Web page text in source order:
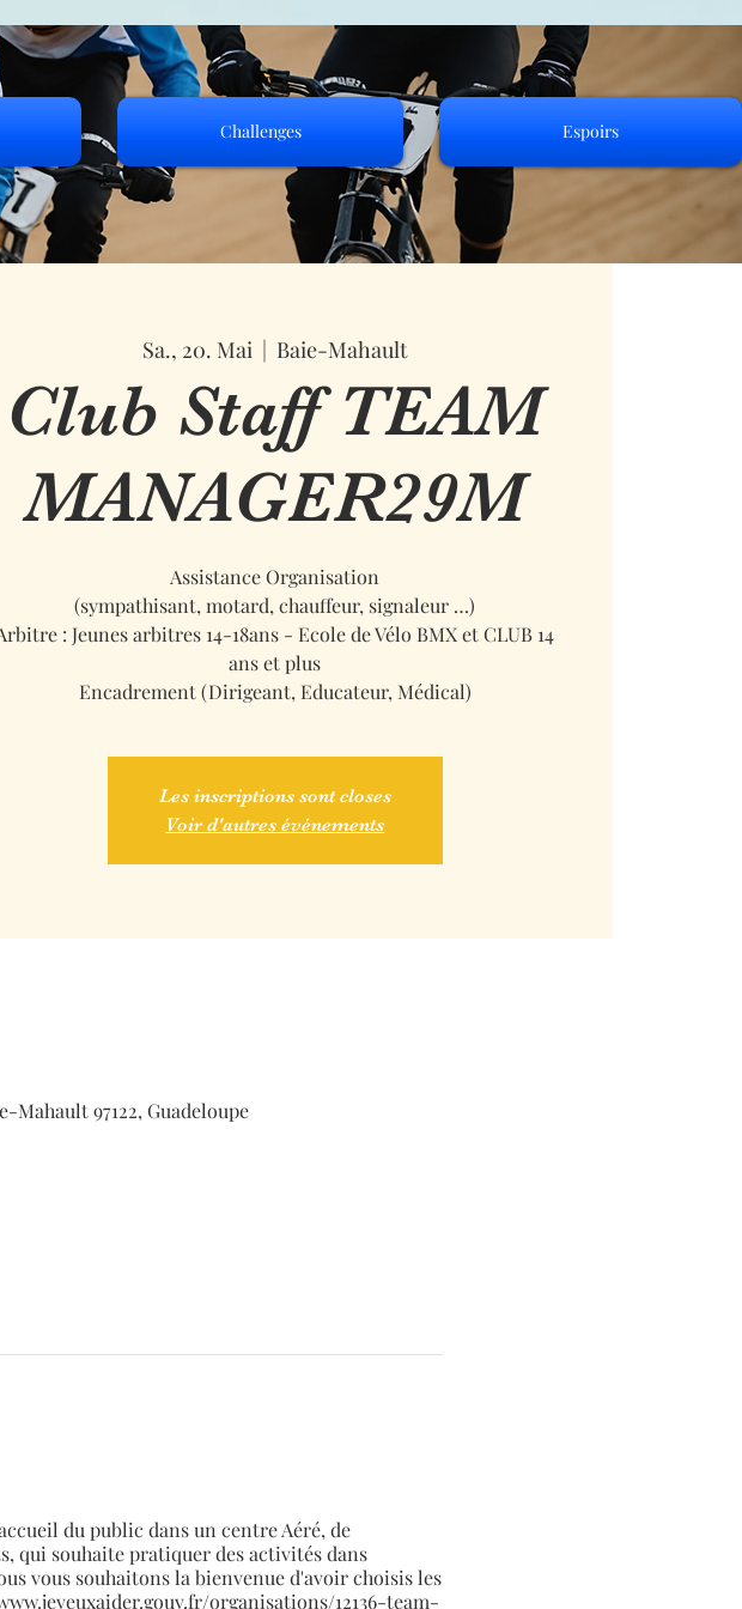
Challenges Espoirs
Sa., 20. Mai
  |
Baie-Mahault
Club Staff TEAM
MANAGER29M
Assistance Organisation
(sympathisant, motard, chauffeur, signaleur …)
: Jeunes arbitres 14-18ans - Ecole de Vélo BMX et CLUB 14
ans et plus
Encadrement (Dirigeant, Educateur, Médical)
Les inscriptions sont closes
Voir d'autres événements
Mahault 97122, Guadeloupe
du public dans un centre Aéré, de
qui souhaite pratiquer des activités dans
vous souhaitons la bienvenue d'avoir choisis les
organisations/12136-team-